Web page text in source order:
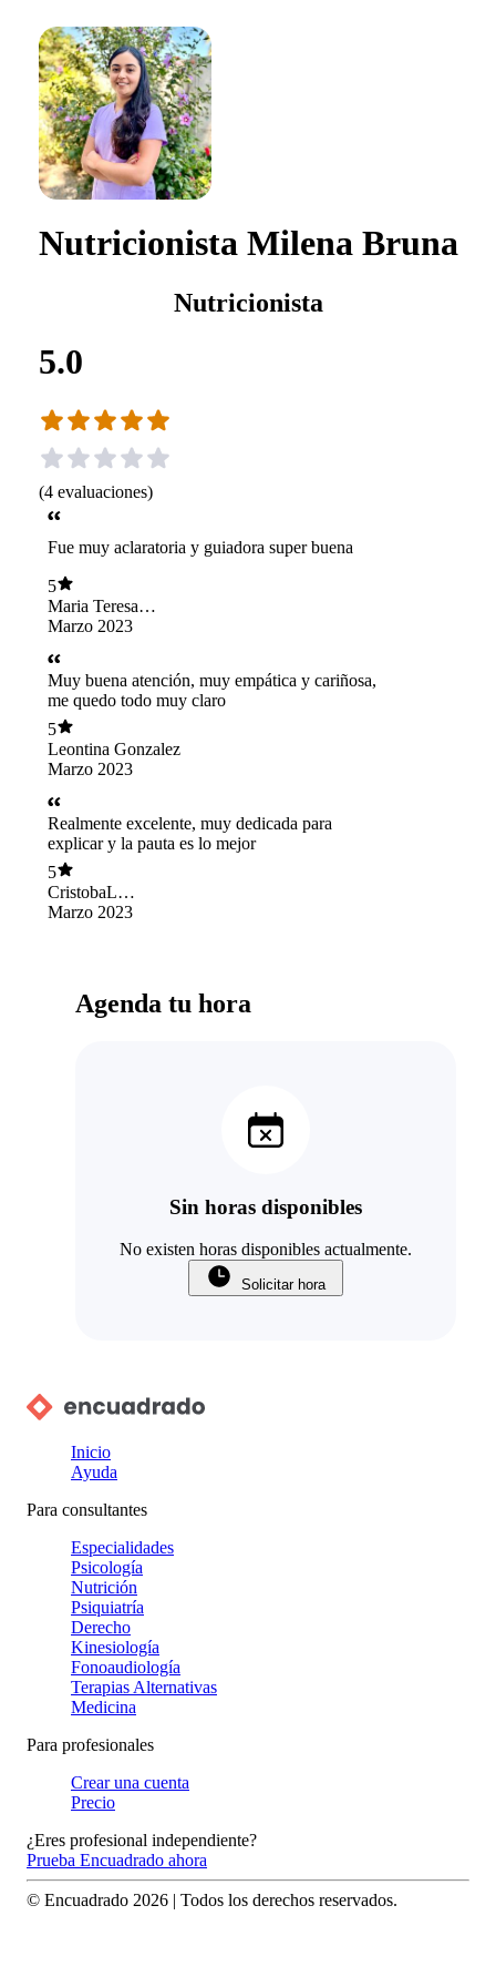
Nutricionista Milena Bruna
Nutricionista
5.0
(4 evaluaciones)
Fue muy aclaratoria y guiadora super buena
5
Maria Teresa
Cuevas
Marzo 2023
Muy buena atención, muy empática y cariñosa,
me quedo todo muy claro
5
Leontina Gonzalez
Marzo 2023
Realmente excelente, muy dedicada para
explicar y la pauta es lo mejor
5
CristobaL
VALDEBENITO
Marzo 2023
Agenda tu hora
Sin horas disponibles
No existen horas disponibles actualmente.
Solicitar hora
Inicio
Ayuda
Para consultantes
Especialidades
Psicología
Nutrición
Psiquiatría
Derecho
Kinesiología
Fonoaudiología
Terapias Alternativas
Medicina
Para profesionales
Crear una cuenta
Precio
¿Eres profesional independiente?
Prueba Encuadrado ahora
© Encuadrado 2026 | Todos los derechos reservados.